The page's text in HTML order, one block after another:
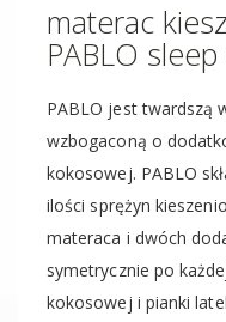
materac
PABLO
PABLO jest twardszą
wzbogaconą o
kokosowej. PABLO
ilości sprężyn
materaca i dwóch
symetrycznie po
kokosowej i pianki